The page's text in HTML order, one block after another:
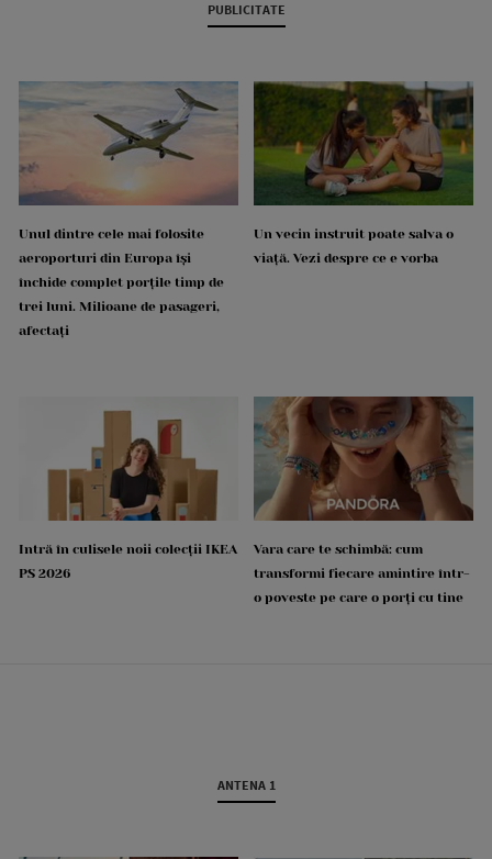
PUBLICITATE
Unul dintre cele mai folosite
aeroporturi din Europa își
închide complet porțile timp de
trei luni. Milioane de pasageri,
afectați
Un vecin instruit poate salva o
viață. Vezi despre ce e vorba
Intră în culisele noii colecții IKEA
PS 2026
Vara care te schimbă: cum
transformi fiecare amintire într-
o poveste pe care o porți cu tine
ANTENA 1